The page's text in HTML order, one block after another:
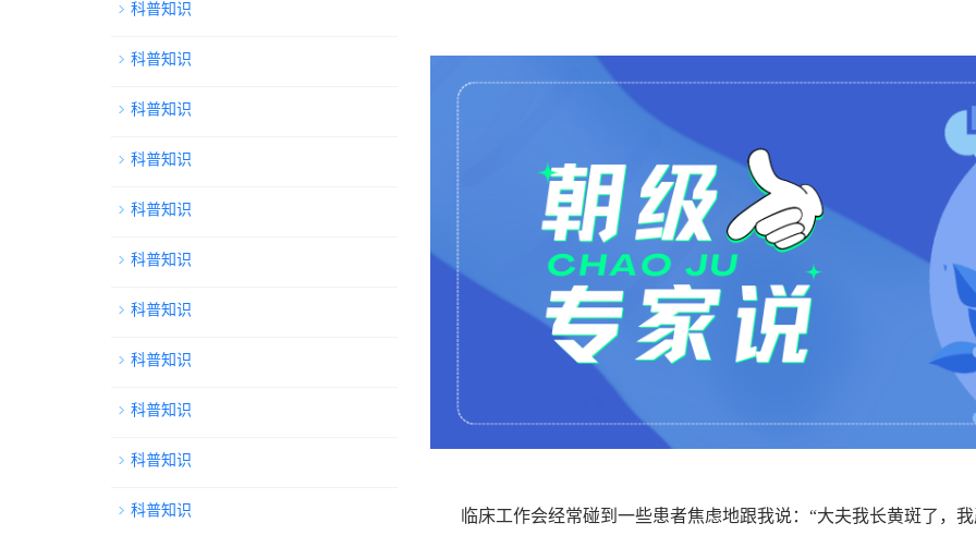
临床工作会经常碰到一些患者焦虑地跟我说：“大夫我长黄斑了，
科普知识
科普知识
科普知识
科普知识
科普知识
科普知识
科普知识
科普知识
科普知识
科普知识
科普知识